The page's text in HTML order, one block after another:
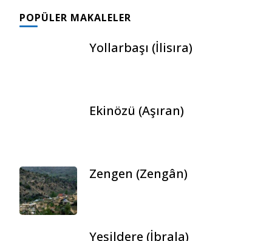
POPÜLER MAKALELER
Yollarbaşı (İlisıra)
Ekinözü (Aşıran)
Zengen (Zengân)
Yeşildere (İbrala)